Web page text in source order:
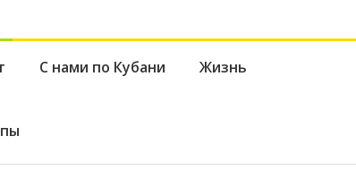
С нами по Кубани Жизнь